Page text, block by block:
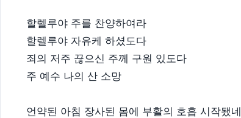
할렐루야 주를 찬양하여라
할렐루야 자유케 하셨도다
죄의 저주 끊으신 주께 구원 있도다
주 예수 나의 산 소망
언약된 아침 장사된 몸에 부활의 호흡 시작됐네